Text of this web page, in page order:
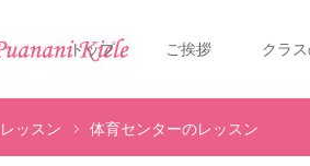
トップ ご挨拶 クラ
レッスン 体育センターのレッスン